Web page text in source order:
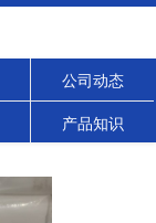
公司动态
产品知识